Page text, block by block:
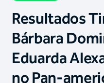
Resultados
Bárbara
Eduarda
no Pan-